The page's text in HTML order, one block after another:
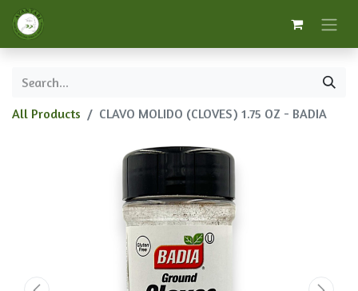
All Products CLAVO MOLIDO (CLOVES) 1.75 OZ - BADIA